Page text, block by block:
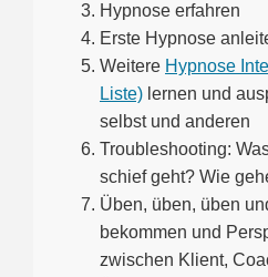
Hypnose erfahren
Erste Hypnose
Weitere Hypnose
Liste) lernen und
selbst und anderen
Troubleshooting:
schief geht? Wie
Üben, üben, üben
bekommen und
zwischen Klient,